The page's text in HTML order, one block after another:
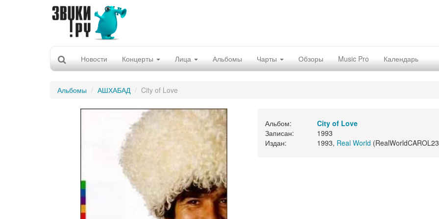
Новости Концерты Лица Альбомы Чарты Обзоры Music Pro Календарь
Альбомы АШХАБАД City of Love
Альбом:
City of Love
Записан:
1993
Издан:
1993, Real World